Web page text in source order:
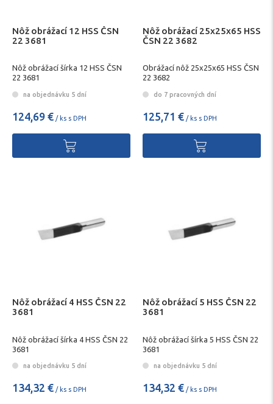
Nôž obrážací 12 HSS ČSN
22 3681
Nôž obrážací šírka 12 HSS ČSN
22 3681
na objednávku 5 dní
124,69 € / ks s DPH
Nôž obrážací 25x25x65 HSS
ČSN 22 3682
Obrážací nôž 25x25x65 HSS ČSN
22 3682
do 7 pracovných dní
125,71 € / ks s DPH
Nôž obrážací 4 HSS ČSN 22
3681
Nôž obrážací šírka 4 HSS ČSN 22
3681
na objednávku 5 dní
134,32 € / ks s DPH
Nôž obrážací 5 HSS ČSN 22
3681
Nôž obrážací šírka 5 HSS ČSN 22
3681
na objednávku 5 dní
134,32 € / ks s DPH